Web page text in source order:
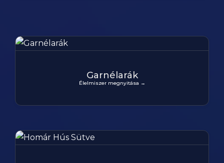
Garnélarák
Élelmiszer megnyitása →